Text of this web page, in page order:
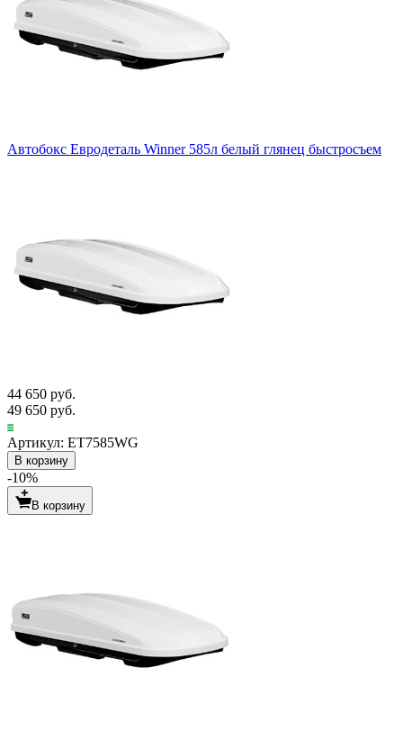
Автобокс Евродеталь Winner 585л белый глянец быстросъем
44 650 руб.
49 650 руб.
Артикул: ET7585WG
В корзину
-10%
В корзину